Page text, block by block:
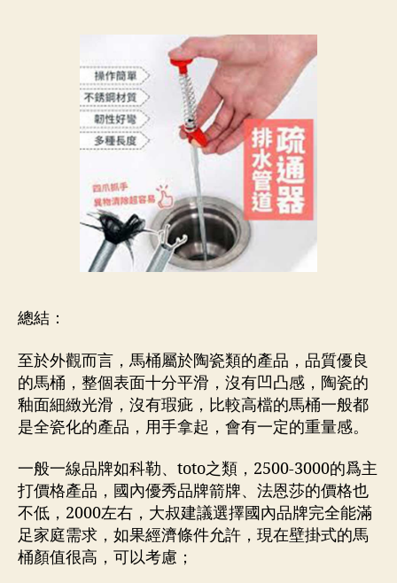
總結：
至於外觀而言，馬桶屬於陶瓷類的產品，品質優良
的馬桶，整個表面十分平滑，沒有凹凸感，陶瓷的
釉面細緻光滑，沒有瑕疵，比較高檔的馬桶一般都
是全瓷化的產品，用手拿起，會有一定的重量感。
一般一線品牌如科勒、toto之類，2500-3000的爲主
打價格產品，國內優秀品牌箭牌、法恩莎的價格也
不低，2000左右，大叔建議選擇國內品牌完全能滿
足家庭需求，如果經濟條件允許，現在壁掛式的馬
桶顏值很高，可以考慮；